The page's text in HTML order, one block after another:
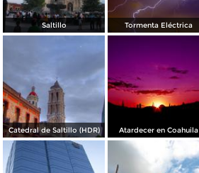
Saltillo Tormenta Eléctrica
Catedral de Saltillo (HDR) Atardecer en Coahuila